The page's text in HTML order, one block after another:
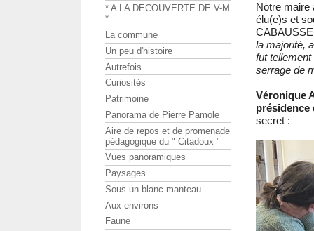
Notre maire
élu(e)s et
la majorité,
fut
serrage de
Véronique
présidence
secret :
* A LA DECOUVERTE DE V-M
*
La commune
Un peu d'histoire
Autrefois
Curiosités
Patrimoine
Panorama de Pierre Pamole
Aire de repos et de promenade
pédagogique du " Citadoux "
Vues panoramiques
Paysages
Sous un blanc manteau
Aux environs
Faune